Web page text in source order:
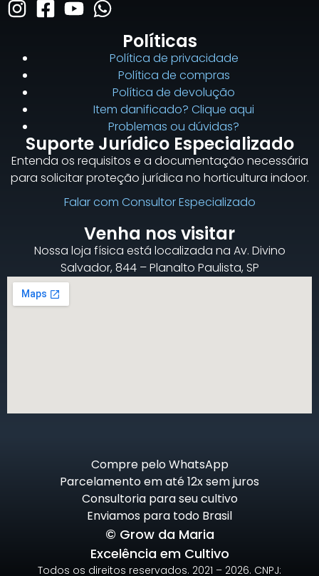
Políticas
Política de privacidade
Política de compras
Política de devolução
Item danificado? Clique aqui
Problemas ou dúvidas?
Suporte Jurídico Especializado
Entenda os requisitos e a documentação necessária
para solicitar proteção jurídica no horticultura indoor.
Falar com Consultor Especializado
Venha nos visitar
Nossa loja física está localizada na Av. Divino
Salvador, 844 – Planalto Paulista, SP
Compre pelo WhatsApp
Parcelamento em até 12x sem juros
Consultoria para seu cultivo
Enviamos para todo Brasil
© Grow da Maria
Excelência em Cultivo
Todos os direitos reservados. 2021 – 2026. CNPJ: